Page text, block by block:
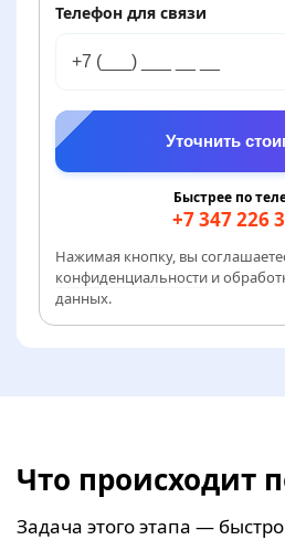
Диагностика и ремонт платы
Проверка сетевого фильтра,
питания платы
Телефон для связи
Уточнить
Быстрее по
+7 347 226
Нажимая кнопку, вы
конфиденциальности и
данных.
Что происходит
Задача этого этапа —